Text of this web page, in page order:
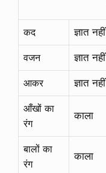
कद ज्ञात नहीं
वजन ज्ञात नहीं
आकर ज्ञात नहीं
आँखों का
रंग
काला
बालों का
रंग
काला